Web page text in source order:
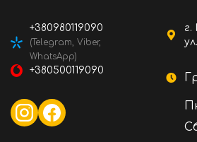
г.
+380980119090
(Telegram, Viber,
WhatsApp)
+380500119090